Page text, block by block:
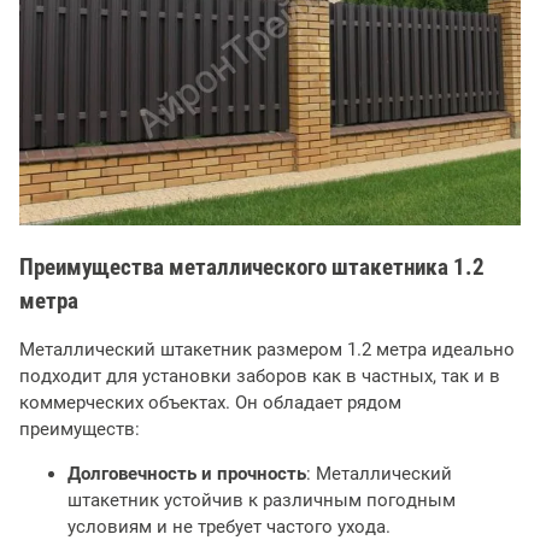
Преимущества металлического штакетника 1.2
метра
Металлический штакетник размером 1.2 метра идеально
подходит для установки заборов как в частных, так и в
коммерческих объектах. Он обладает рядом
преимуществ:
Долговечность и прочность: Металлический
штакетник устойчив к различным погодным
условиям и не требует частого ухода.